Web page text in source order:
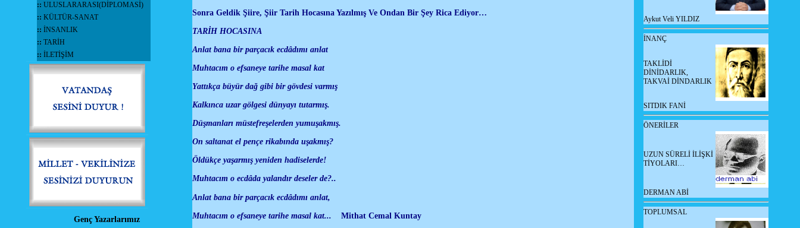
:: ULUSLARARASI(DİPLOMASİ)
:: KÜLTÜR-SANAT
:: İNSANLIK
:: TARİH
:: İLETİŞİM
Genç Yazarlarımız
Sonra Geldik Şiire, Şiir Tarih Hocasına Yazılmış Ve Ondan Bir Şey Rica Ediyor…
TARİH HOCASINA
Anlat bana bir parçacık ecdâdımı anlat
Muhtacım o efsaneye tarihe masal kat
Yattıkça büyür dağ gibi bir gövdesi varmış
Kalkınca uzar gölgesi dünyayı tutarmış.
Düşmanları müstefreşelerden yumuşakmış.
On saltanat el pençe rikabında uşakmış?
Öldükçe yaşarmış yeniden hadiselerde!
Muhtacım o ecdâda yalandır deseler de?..
Anlat bana bir parçacık ecdâdımı anlat,
Muhtacım o efsaneye tarihe masal kat...
Mithat Cemal Kuntay
Aykut Veli YILDIZ
İNANÇ
TAKLİDİ
DİNİDARLIK,
TAKVAİ DİNDARLIK
SITDIK FANİ
ÖNERİLER
UZUN SÜRELİ İLİŞKİ
TİYOLARI…
DERMAN ABİ
TOPLUMSAL